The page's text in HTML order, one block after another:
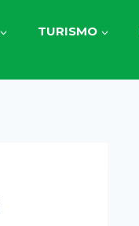
TURISMO